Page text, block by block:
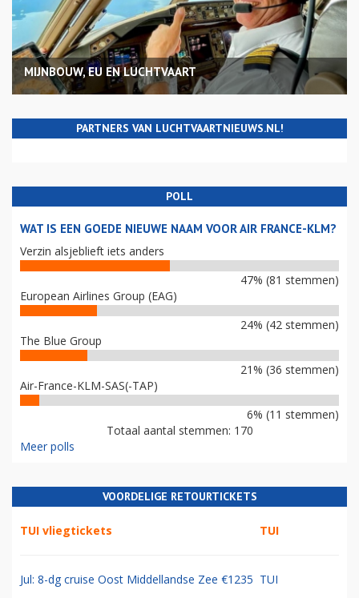
MIJNBOUW, EU EN LUCHTVAART
PARTNERS VAN LUCHTVAARTNIEUWS.NL!
POLL
WAT IS EEN GOEDE NIEUWE NAAM VOOR AIR FRANCE-KLM?
Verzin alsjeblieft iets anders
47% (81 stemmen)
European Airlines Group (EAG)
24% (42 stemmen)
The Blue Group
21% (36 stemmen)
Air-France-KLM-SAS(-TAP)
6% (11 stemmen)
Totaal aantal stemmen: 170
Meer polls
VOORDELIGE RETOURTICKETS
TUI vliegtickets TUI
Jul: 8-dg cruise Oost Middellandse Zee €1235 TUI